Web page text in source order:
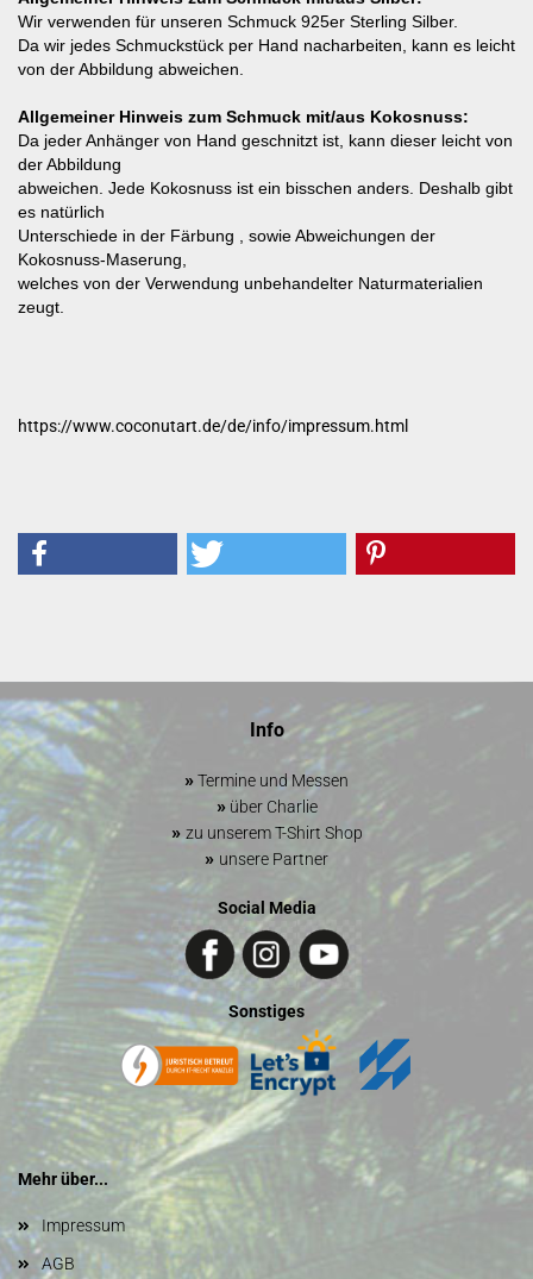
Wir verwenden für unseren Schmuck 925er Sterling Silber.
Da wir jedes Schmuckstück per Hand nacharbeiten, kann es leicht
von der Abbildung abweichen.
Allgemeiner Hinweis zum Schmuck mit/aus Kokosnuss:
Da jeder Anhänger von Hand geschnitzt ist, kann dieser leicht von
der Abbildung
abweichen. Jede Kokosnuss ist ein bisschen anders. Deshalb gibt
es natürlich
Unterschiede in der Färbung , sowie Abweichungen der
Kokosnuss-Maserung,
welches von der Verwendung unbehandelter Naturmaterialien
zeugt.
https://www.coconutart.de/de/info/impressum.html
Info
»Termine und Messen
» über Charlie
» zu unserem T-Shirt Shop
» unsere Partner
Social Media
Sonstiges
Mehr über...
Impressum
AGB